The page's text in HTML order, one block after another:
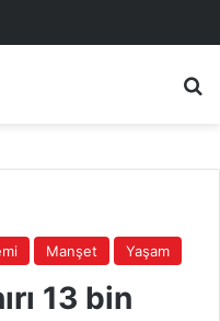
Manşet Yaşam
13 bin